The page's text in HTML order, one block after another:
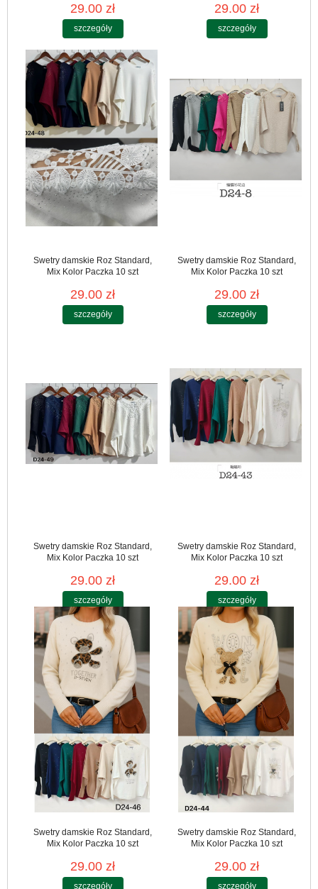
29.00 zł
szczegóły
29.00 zł
szczegóły
Swetry damskie Roz Standard,
Mix Kolor Paczka 10 szt
29.00 zł
szczegóły
Swetry damskie Roz Standard,
Mix Kolor Paczka 10 szt
29.00 zł
szczegóły
Swetry damskie Roz Standard,
Mix Kolor Paczka 10 szt
29.00 zł
szczegóły
Swetry damskie Roz Standard,
Mix Kolor Paczka 10 szt
29.00 zł
szczegóły
Swetry damskie Roz Standard,
Mix Kolor Paczka 10 szt
29.00 zł
szczegóły
Swetry damskie Roz Standard,
Mix Kolor Paczka 10 szt
29.00 zł
szczegóły